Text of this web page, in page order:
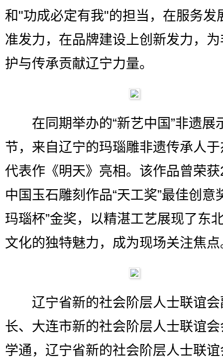
和"功成必定有我"的担当，在服务发
准发力，在品牌建设上创新发力，
护与传承贡献辽宁力量。
在同期举办的“新艺中国”非遗展
节，来自辽宁的玛瑙雕非遗传承人
代表作《明天》亮相。该作品曾荣
中国玉石雕刻作品“天工奖”最佳创意
玛瑙杯”金奖，以精湛工艺展现了东
文化的独特魅力，成为现场关注焦点
辽宁省新的社会阶层人士联谊会
长、大连市新的社会阶层人士联谊
学通，辽宁省新的社会阶层人士联